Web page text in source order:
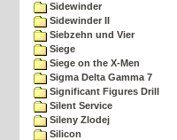
Sidewinder
Sidewinder II
Siebzehn und Vier
Siege
Siege on the X-Men
Sigma Delta Gamma 7
Significant Figures Drill
Silent Service
Sileny Zlodej
Silicon